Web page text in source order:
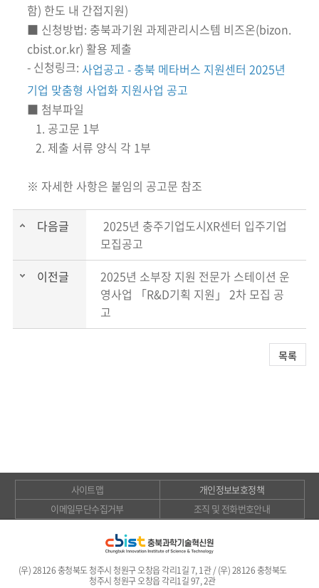
함) 한도 내 간접지원)
■ 신청방법: 충북과기원 과제관리시스템 비즈온(bizon.
cbist.or.kr) 활용 제출
- 신청링크: 사업공고 - 충북 메타버스 지원센터 2025년
기업 맞춤형 사업화 지원사업 공고
■ 첨부파일
1. 공고문 1부
2. 제출 서류 양식 각 1부
※ 자세한 사항은 붙임의 공고문 참조
다음글
2025년 충주기업도시XR센터 입주기업
모집공고
이전글
2025년 소부장 지원 전문가 스테이션 운
영사업 「R&D기획 지원」 2차 모집 공
고
목록
사이트맵
개인정보보호정책
이메일무단수집거부
조직 및 전화번호안내
(우) 28126 충청북도 청주시 청원구 오창읍 각리1길 7, 1관 / (우) 28126 충청북도
청주시 청원구 오창읍 각리1길 97, 2관